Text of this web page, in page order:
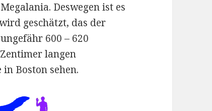
Deswegen ist es
geschätzt, das der
600 – 620
langen
Boston sehen.